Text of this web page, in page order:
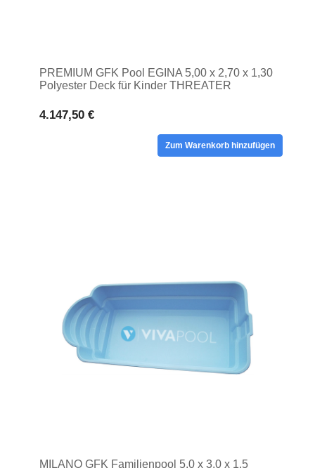
PREMIUM GFK Pool EGINA 5,00 x 2,70 x 1,30
Polyester Deck für Kinder THREATER
4.147,50 €
Zum Warenkorb hinzufügen
MILANO GFK Familienpool 5,0 x 3,0 x 1,5